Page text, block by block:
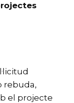
rebuda,
el projecte